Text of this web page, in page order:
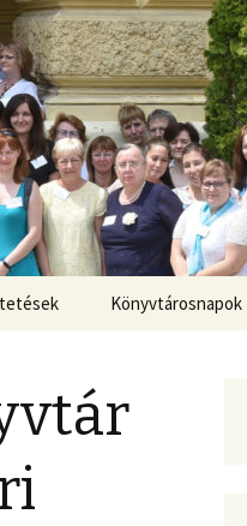
Könyvtárosnapok